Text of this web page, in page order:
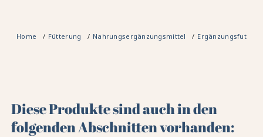
Home Fütterung Nahrungsergänzungsmittel
Diese Produkte sind auch in den
folgenden Abschnitten vorhanden: